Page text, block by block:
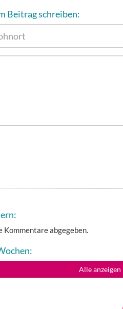
Beitrag schreiben:
Kommentare abgegeben.
Alle anzeigen